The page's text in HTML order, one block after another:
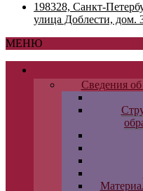
198328, Санкт-
улица Доблести, дом.
МЕНЮ
Сведения об